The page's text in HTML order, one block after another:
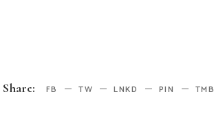
Share: FB TW LNKD PIN TMB